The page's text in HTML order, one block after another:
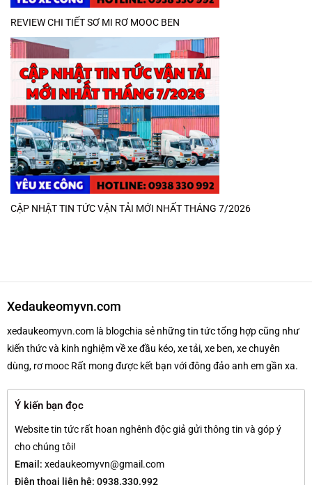
REVIEW CHI TIẾT SƠ MI RƠ MOOC BEN
CẬP NHẬT TIN TỨC VẬN TẢI MỚI NHẤT THÁNG 7/2026
Xedaukeomyvn.com
xedaukeomyvn.com là blogchia sẻ những tin tức tổng hợp cũng như
kiến thức và kinh nghiệm về xe đầu kéo, xe tải, xe ben, xe chuyên
dùng, rơ mooc Rất mong được kết bạn với đông đảo anh em gần xa.
Ý kiến bạn đọc
Website tin tức rất hoan nghênh độc giả gửi thông tin và góp ý
cho chúng tôi!
Email: xedaukeomyvn@gmail.com
Điện thoại liên hệ: 0938.330.992